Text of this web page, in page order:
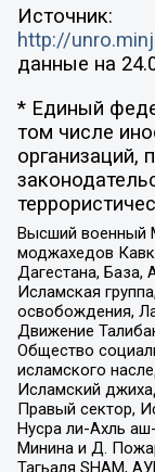
Источник:
http://
данные на
* Единый
том числе
организаций,
Высший военный
моджахедов
Дагестана, База,
Исламская
освобождения,
Движение
Общество
исламского
Исламский
Правый сектор,
Нусра ли-Ахль
Минина и Д.
Тагьаля SHAM,